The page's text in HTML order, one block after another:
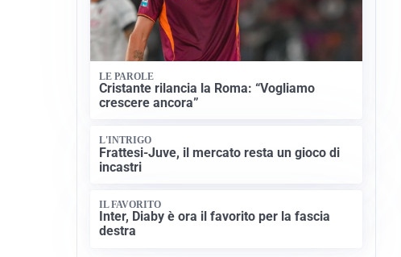
LE PAROLE
Cristante rilancia la Roma: “Vogliamo
crescere ancora”
L'INTRIGO
Frattesi-Juve, il mercato resta un gioco di
incastri
IL FAVORITO
Inter, Diaby è ora il favorito per la fascia
destra